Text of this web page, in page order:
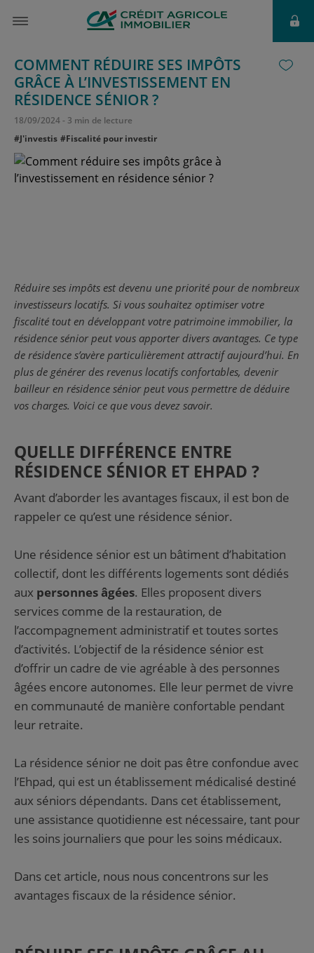
COMMENT RÉDUIRE SES IMPÔTS
GRÂCE À L’INVESTISSEMENT EN
RÉSIDENCE SÉNIOR ?
18/09/2024- 3 min de lecture
#J'investis #Fiscalité pour investir
Réduire ses impôts est devenu une priorité pour de nombreux
investisseurs locatifs. Si vous souhaitez optimiser votre
fiscalité tout en développant votre patrimoine immobilier, la
résidence sénior peut vous apporter divers avantages. Ce type
de résidence s’avère particulièrement attractif aujourd’hui. En
plus de générer des revenus locatifs confortables, devenir
bailleur en résidence sénior peut vous permettre de déduire
vos charges. Voici ce que vous devez savoir.
QUELLE DIFFÉRENCE ENTRE
RÉSIDENCE SÉNIOR ET EHPAD ?
Avant d’aborder les avantages fiscaux, il est bon de
rappeler ce qu’est une résidence sénior.
Une résidence sénior est un bâtiment d’habitation
collectif, dont les différents logements sont dédiés
aux personnes âgées. Elles proposent divers
services comme de la restauration, de
l’accompagnement administratif et toutes sortes
d’activités. L’objectif de la résidence sénior est
d’offrir un cadre de vie agréable à des personnes
âgées encore autonomes. Elle leur permet de vivre
en communauté de manière confortable pendant
leur retraite.
La résidence sénior ne doit pas être confondue avec
l’Ehpad, qui est un établissement médicalisé destiné
aux séniors dépendants. Dans cet établissement,
une assistance quotidienne est nécessaire, tant pour
les soins journaliers que pour les soins médicaux.
Dans cet article, nous nous concentrons sur les
avantages fiscaux de la résidence sénior.